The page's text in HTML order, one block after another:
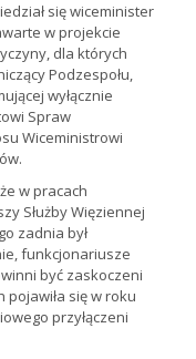
się wiceminister
w projekcie
dla których
Podzespołu,
wyłącznie
Spraw
Wiceministrowi
w pracach
Służby Więziennej
zadnia był
funkcjonariusze
być zaskoczeni
się w roku
przyłączeni